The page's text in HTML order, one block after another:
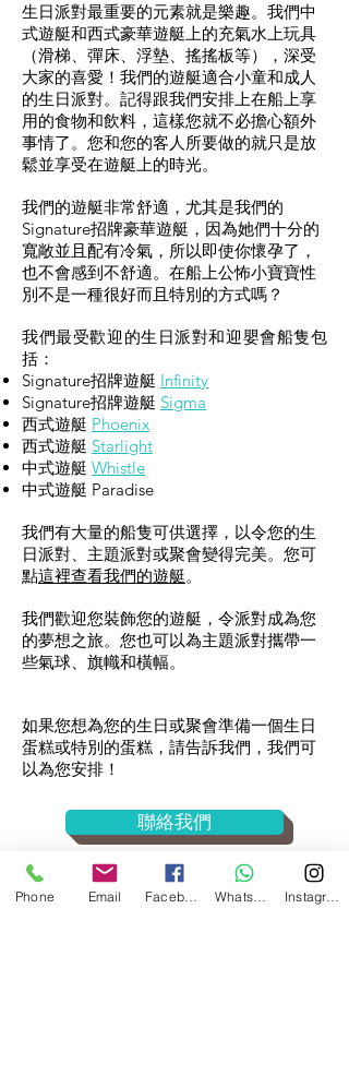
生日派對最重要的元素就是樂趣。我們中
式遊艇和西式豪華遊艇上的充氣水上玩具
（滑梯、彈床、浮墊、搖搖板等），深受
大家的喜愛！我們的遊艇適合小童和成人
的生日派對。記得跟我們安排上在船上享
用的食物和飲料，這樣您就不必擔心額外
事情了。您和您的客人所要做的就只是放
鬆並享受在遊艇上的時光。
我們的遊艇非常舒適，尤其是我們的
Signature招牌豪華遊艇，因為她們十分的
寬敞並且配有冷氣，所以即使你懷孕了，
也不會感到不舒適。在船上公怖小寶寶性
別不是一種很好而且特別的方式嗎？
我們最受歡迎的生日派對和迎嬰會船隻包
括：
Signature招牌遊艇 Infinity
Signature招牌遊艇 Sigma
西式遊艇 Phoenix
西式遊艇 Starlight
中式遊艇 Whistle
中式遊艇 Paradise
我們有大量的船隻可供選擇，以令您的生
日派對、主題派對或聚會變得完美。您可
點這裡查看我們的遊艇。
我們歡迎您裝飾您的遊艇，令派對成為您
的夢想之旅。您也可以為主題派對攜帶一
些氣球、旗幟和橫幅。
如果您想為您的生日或聚會準備一個生日
蛋糕或特別的蛋糕，請告訴我們，我們可
以為您安排！
聯絡我們
查看我們的服務
Phone Email